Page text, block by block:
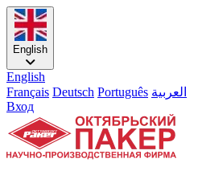
English
English
Français Deutsch Português العربية
Вход